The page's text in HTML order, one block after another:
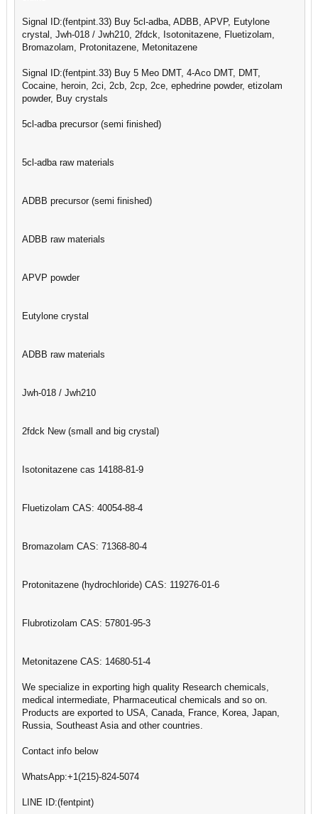
Signal ID:(fentpint.33) Buy 5cl-adba, ADBB, APVP, Eutylone
crystal, Jwh-018 / Jwh210, 2fdck, Isotonitazene, Fluetizolam,
Bromazolam, Protonitazene, Metonitazene
Signal ID:(fentpint.33) Buy 5 Meo DMT, 4-Aco DMT, DMT,
Cocaine, heroin, 2ci, 2cb, 2cp, 2ce, ephedrine powder, etizolam
powder, Buy crystals
5cl-adba precursor (semi finished)
5cl-adba raw materials
ADBB precursor (semi finished)
ADBB raw materials
APVP powder
Eutylone crystal
ADBB raw materials
Jwh-018 / Jwh210
2fdck New (small and big crystal)
Isotonitazene cas 14188-81-9
Fluetizolam CAS: 40054-88-4
Bromazolam CAS: 71368-80-4
Protonitazene (hydrochloride) CAS: 119276-01-6
Flubrotizolam CAS: 57801-95-3
Metonitazene CAS: 14680-51-4
We specialize in exporting high quality Research chemicals,
medical intermediate, Pharmaceutical chemicals and so on.
Products are exported to USA, Canada, France, Korea, Japan,
Russia, Southeast Asia and other countries.
Contact info below
WhatsApp:+1(215)-824-5074
LINE ID:(fentpint)